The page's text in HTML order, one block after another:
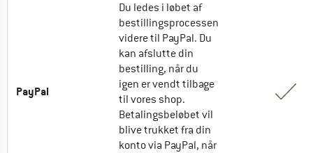
PayPal
Du ledes i løbet af
bestillingsprocessen
videre til PayPal. Du
kan afslutte din
bestilling, når du
igen er vendt tilbage
til vores shop.
Betalingsbeløbet vil
blive trukket fra din
konto via PayPal, når